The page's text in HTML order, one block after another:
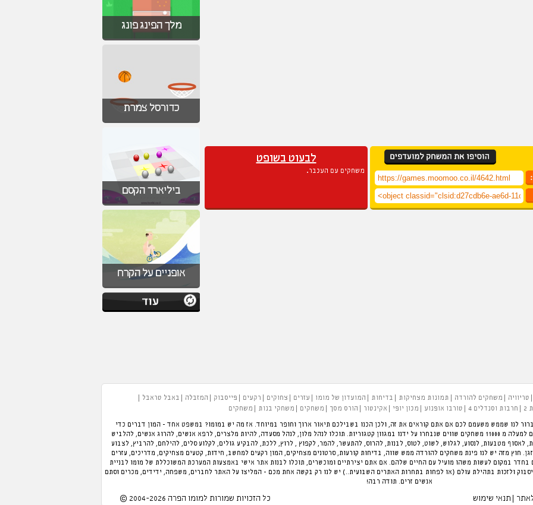
לבעוט בשופט
משחקים עם העכבר.
מלך הפינג פונג
כדורסל צמרת
ביליארד הקסם
אופניים על הקרח
טריוויה משחקים להורדה תמונות מצחיקות בדיחות המועדון של מומו עזרים צחוקים רקעים פייסבוק המזבלה
באבל טראבל
חרבות וסנדלים 4 טורבו אופנוע מכון יופי אקינטור הורס מסך משחקים משחקי בנות משחקים
לנו שממש משעמם לכם אם אתם קוראים את זה, ולכן הכנו בשבילכם תיאור ארוך וחופר במיוחד. אז מה יש במומו? במשפט אחד - המון דברים כדי
להעביר את הזמן בכיף. פינת המשחקים הגדולה בארץ עם למעלה מ 11000 משחקים שווים שנבחרו על ידנו במגוון קטגוריות. תוכלו לנהל מלון, לנהל מסעדה, להיות מלצרים, לרפא אנשים, להרוג אנשים, להלביש
לאסוף מטבעות, לנסוע, לגלוש, לשוט, לטוס, לבנות, להרוס, להתעשר, להמר, לקפוץ , לרוץ, ללכת, להבקיע גולים, לקלוע סלים, להילחם, להרביץ, לצבוע
חוץ מזה יש לנו פינת משחקים להורדה ממש שווה, בדיחות קורעות, סרטונים מצחיקים, המון רקעים למחשב, חידות, קטעים מצחיקים, מדריכים, עזרים
במקום לעשות משהו מועיל עם החיים שלהם. אם אתם יצירתיים ומוכשרים, תוכלו לבנות אתר אישי באמצעות המערכת המשוכללת של מומו לבניית
ולזכות בתהילת עולם (או לפחות בתחרות האתרים השבועית..) יש לנו רק בקשה אחת מכם - המליצו על האתר לחברים, משפחה, ידידים, מכרים וסתם
אנשים זרים. תודה רבה!
תנאי שימוש כל הזכויות שמורות למומו הפרה 2004-2026 ©